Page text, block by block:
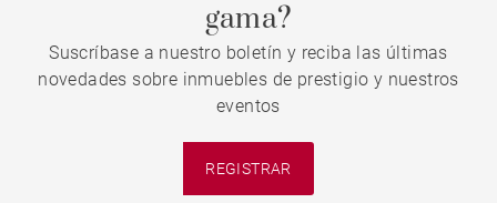
gama?
Suscríbase a nuestro boletín y reciba las últimas
novedades sobre inmuebles de prestigio y nuestros
eventos
REGISTRAR